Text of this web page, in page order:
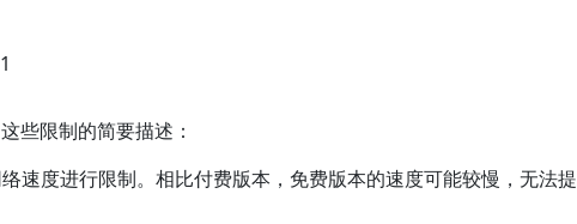
些限制的简要描述：
速度进行限制。相比付费版本，免费版本的速度可能较慢，无法提